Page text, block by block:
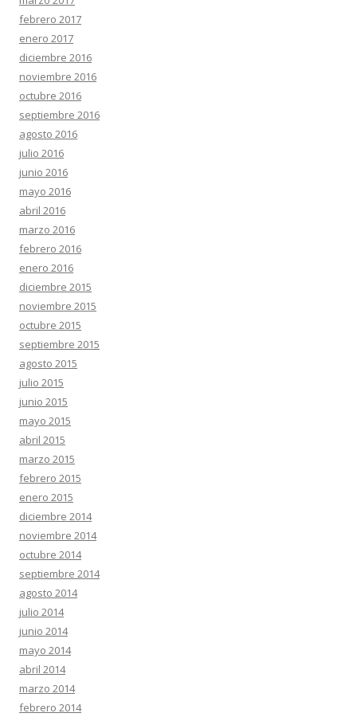
febrero 2017
enero 2017
diciembre 2016
noviembre 2016
octubre 2016
septiembre 2016
agosto 2016
julio 2016
junio 2016
mayo 2016
abril 2016
marzo 2016
febrero 2016
enero 2016
diciembre 2015
noviembre 2015
octubre 2015
septiembre 2015
agosto 2015
julio 2015
junio 2015
mayo 2015
abril 2015
marzo 2015
febrero 2015
enero 2015
diciembre 2014
noviembre 2014
octubre 2014
septiembre 2014
agosto 2014
julio 2014
junio 2014
mayo 2014
abril 2014
marzo 2014
febrero 2014